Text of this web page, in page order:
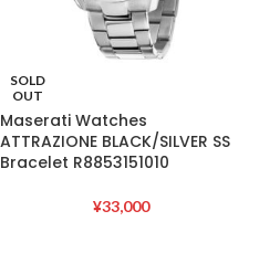
SOLD
OUT
Maserati Watches
ATTRAZIONE BLACK/SILVER SS
Bracelet R8853151010
¥33,000